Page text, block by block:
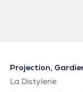
Projection,
La Distylerie